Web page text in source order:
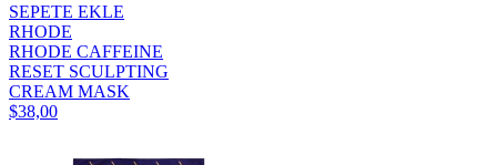
SEPETE EKLE
RHODE
RHODE CAFFEINE
RESET SCULPTING
CREAM MASK
$38,00